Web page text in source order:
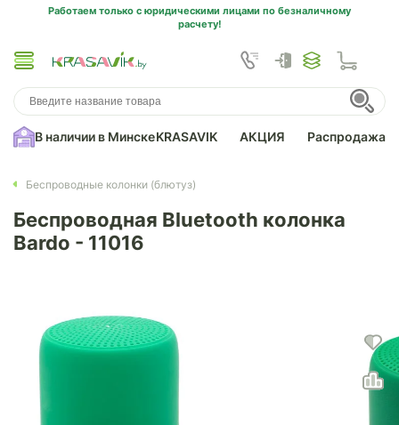
Работаем только с юридическими лицами по безналичному
расчету!
В наличии в МинскеKRASAVIK АКЦИЯ Распродажа
Беспроводные колонки (блютуз)
Беспроводная Bluetooth колонка
Bardo - 11016